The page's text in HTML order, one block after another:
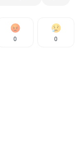
0 0